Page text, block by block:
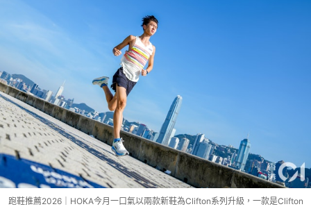
跑鞋推薦2026｜HOKA今月一口氣以兩款新鞋為Clifton系列升級，一款是Clifton